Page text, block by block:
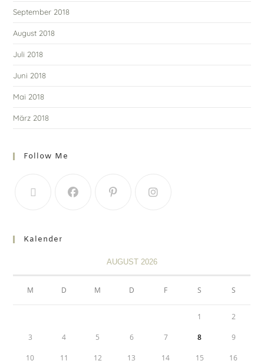
September 2018
August 2018
Juli 2018
Juni 2018
Mai 2018
März 2018
Follow Me
Kalender
AUGUST 2026
M D M D F S S
1 2
3 4 5 6 7 8 9
10 11 12 13 14 15 16